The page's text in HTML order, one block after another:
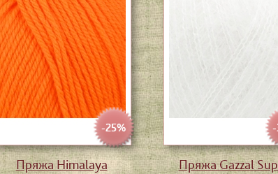
-25%
Пряжа Himalaya
Пряжа Gazzal